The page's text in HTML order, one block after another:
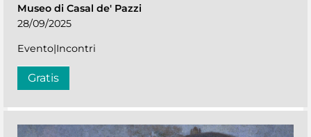
Museo di Casal de' Pazzi
28/09/2025
Evento|Incontri
Gratis